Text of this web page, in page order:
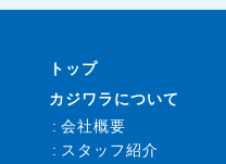
トップ
カジワラについて
会社概要
スタッフ紹介